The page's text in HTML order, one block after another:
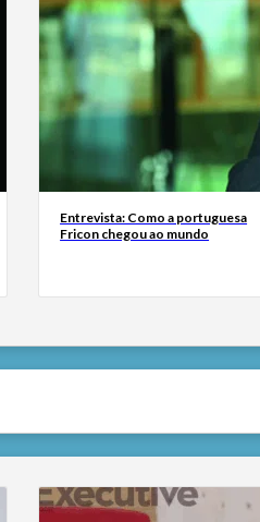
Entrevista: Como a portuguesa
Fricon chegou ao mundo